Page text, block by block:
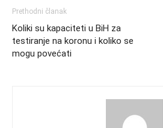
Prethodni članak
Koliki su kapaciteti u BiH za
testiranje na koronu i koliko se
mogu povećati